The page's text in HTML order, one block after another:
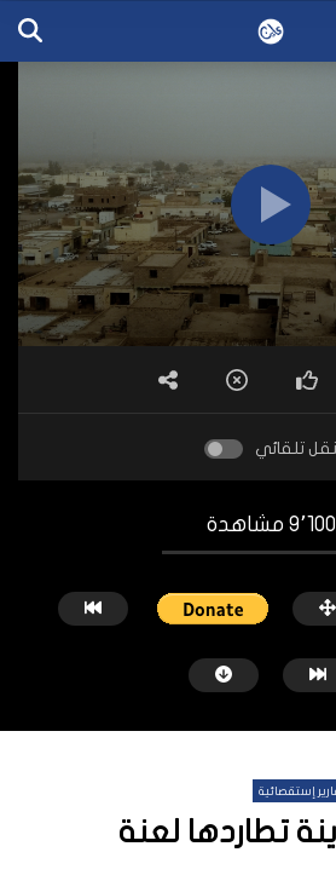
تلقائي
9٬100 مشاهدة
إستقصائية
تطاردها لعنة